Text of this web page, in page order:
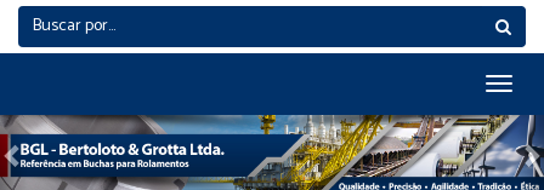
Previous